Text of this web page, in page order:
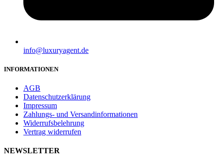
info@luxuryagent.de
INFORMATIONEN
AGB
Datenschutzerklärung
Impressum
Zahlungs- und Versandinformationen
Widerrufsbelehrung
Vertrag widerrufen
NEWSLETTER